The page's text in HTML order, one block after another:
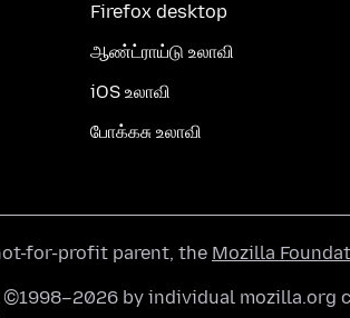
Firefox desktop
ஆண்ட்ராய்டு உலாவி
iOS உலாவி
போக்கசு உலாவி
for-profit parent, the Mozilla
by individual mozilla.org